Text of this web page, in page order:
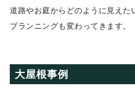
道路やお庭からどのように見えた
プランニングも変わってきます。
大屋根事例